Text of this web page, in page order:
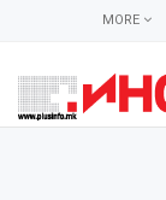
MORE